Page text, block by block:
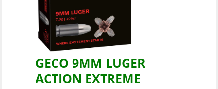
GECO 9MM LUGER
ACTION EXTREME